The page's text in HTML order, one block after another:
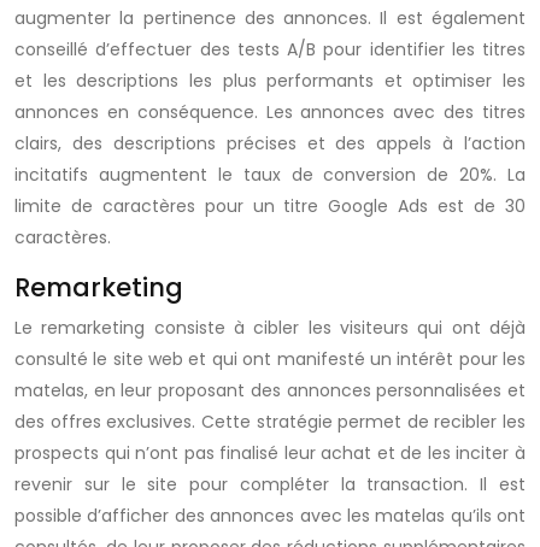
augmenter la pertinence des annonces. Il est également
conseillé d’effectuer des tests A/B pour identifier les titres
et les descriptions les plus performants et optimiser les
annonces en conséquence. Les annonces avec des titres
clairs, des descriptions précises et des appels à l’action
incitatifs augmentent le taux de conversion de 20%. La
limite de caractères pour un titre Google Ads est de 30
caractères.
Remarketing
Le remarketing consiste à cibler les visiteurs qui ont déjà
consulté le site web et qui ont manifesté un intérêt pour les
matelas, en leur proposant des annonces personnalisées et
des offres exclusives. Cette stratégie permet de recibler les
prospects qui n’ont pas finalisé leur achat et de les inciter à
revenir sur le site pour compléter la transaction. Il est
possible d’afficher des annonces avec les matelas qu’ils ont